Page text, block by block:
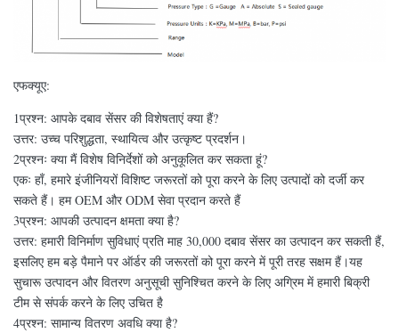
एफक्यूए:
1प्रश्न: आपके दबाव सेंसर की विशेषताएं क्या हैं?
उत्तर: उच्च परिशुद्धता, स्थायित्व और उत्कृष्ट प्रदर्शन।
2प्रश्नः क्या मैं विशेष विनिर्देशों को अनुकूलित कर सकता हूं?
एकः हाँ, हमारे इंजीनियरों विशिष्ट जरूरतों को पूरा करने के लिए उत्पादों को दर्जी कर
सकते हैं। हम OEM और ODM सेवा प्रदान करते हैं
3प्रश्न: आपकी उत्पादन क्षमता क्या है?
उत्तर: हमारी विनिर्माण सुविधाएं प्रति माह 30,000 दबाव सेंसर का उत्पादन कर सकती हैं,
इसलिए हम बड़े पैमाने पर ऑर्डर की जरूरतों को पूरा करने में पूरी तरह सक्षम हैं।यह
सुचारू उत्पादन और वितरण अनुसूची सुनिश्चित करने के लिए अग्रिम में हमारी बिक्री
टीम से संपर्क करने के लिए उचित है
4प्रश्न: सामान्य वितरण अवधि क्या है?